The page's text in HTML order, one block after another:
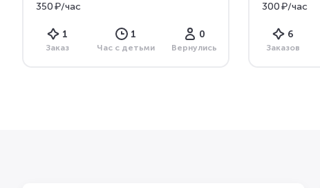
350 ₽/час
1
Заказ
1
Час с детьми
0
Вернулись
300 ₽/час
6
Заказов